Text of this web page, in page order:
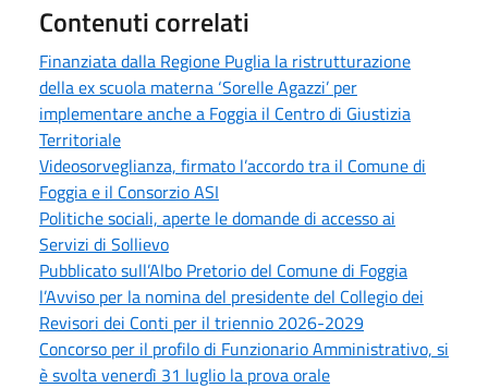
Contenuti correlati
Finanziata dalla Regione Puglia la ristrutturazione
della ex scuola materna ‘Sorelle Agazzi’ per
implementare anche a Foggia il Centro di Giustizia
Territoriale
Videosorveglianza, firmato l’accordo tra il Comune di
Foggia e il Consorzio ASI
Politiche sociali, aperte le domande di accesso ai
Servizi di Sollievo
Pubblicato sull’Albo Pretorio del Comune di Foggia
l’Avviso per la nomina del presidente del Collegio dei
Revisori dei Conti per il triennio 2026-2029
Concorso per il profilo di Funzionario Amministrativo, si
è svolta venerdì 31 luglio la prova orale